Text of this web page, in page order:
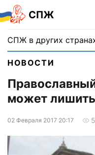
СПЖ
СПЖ в других
НОВОСТИ
может
02 Февраля 2017 20:17